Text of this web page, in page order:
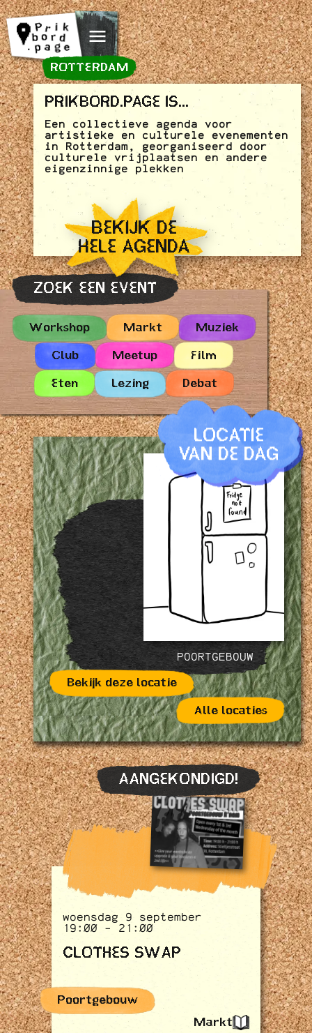
Spring naar inhoud
ROTTERDAM
PRIKBORD.PAGE IS...
Een collectieve agenda voor
artistieke en culturele evenementen
in Rotterdam, georganiseerd door
culturele vrijplaatsen en andere
eigenzinnige plekken
BEKIJK DE
HELE AGENDA
ZOEK EEN EVENT
Workshop Markt Muziek
Club Meetup Film
Eten Lezing Debat
LOCATIE
VAN DE DAG
POORTGEBOUW
Bekijk deze locatie
Alle locaties
AANGEKONDIGD!
woensdag 9 september
19:00 - 21:00
CLOTHES SWAP
Poortgebouw
Markt